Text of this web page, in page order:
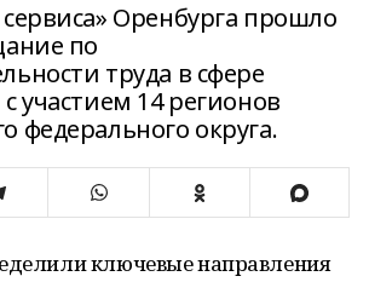
Оренбурга прошло
по
труда в сфере
участием 14 регионов
федерального округа.
ключевые направления